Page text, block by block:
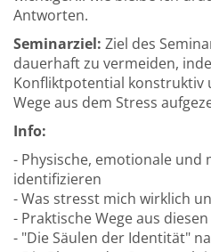
Antworten.
Seminarziel: Ziel des
dauerhaft zu vermeiden,
Konfliktpotential konstruktiv
Wege aus dem Stress
Info:
- Physische, emotionale und
identifizieren
- Was stresst mich wirklich
- Praktische Wege aus diesen
- "Die Säulen der Identität"